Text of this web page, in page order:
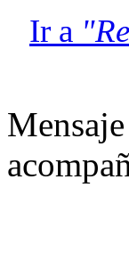
Ir a